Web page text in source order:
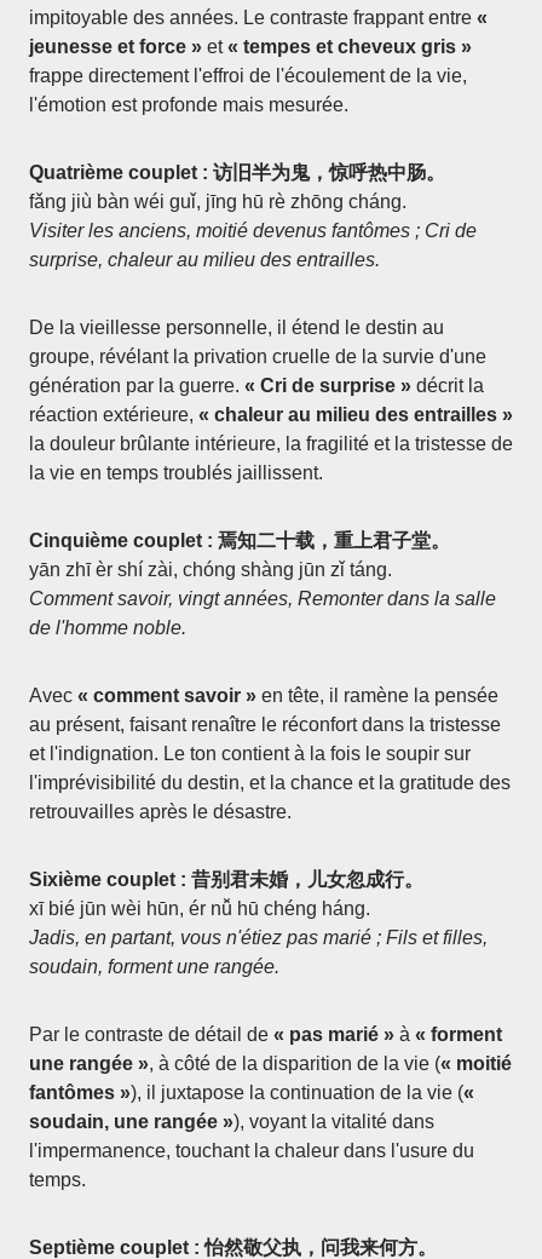
impitoyable des années. Le contraste frappant entre «
jeunesse et force » et« tempes et cheveux gris »
frappe directement l'effroi de l'écoulement de la vie,
l'émotion est profonde mais mesurée.
Quatrième couplet : 访旧半为鬼，惊呼热中肠。
fǎng jiù bàn wéi guǐ, jīng hū rè zhōng cháng.
Visiter les anciens, moitié devenus fantômes ; Cri de
surprise, chaleur au milieu des entrailles.
De la vieillesse personnelle, il étend le destin au
groupe, révélant la privation cruelle de la survie d'une
génération par la guerre. « Cri de surprise » décrit la
réaction extérieure, « chaleur au milieu des entrailles »
la douleur brûlante intérieure, la fragilité et la tristesse de
la vie en temps troublés jaillissent.
Cinquième couplet : 焉知二十载，重上君子堂。
yān zhī èr shí zài, chóng shàng jūn zǐ táng.
Comment savoir, vingt années, Remonter dans la salle
de l'homme noble.
Avec « comment savoir » en tête, il ramène la pensée
au présent, faisant renaître le réconfort dans la tristesse
et l'indignation. Le ton contient à la fois le soupir sur
l'imprévisibilité du destin, et la chance et la gratitude des
retrouvailles après le désastre.
Sixième couplet : 昔别君未婚，儿女忽成行。
xī bié jūn wèi hūn, ér nǚ hū chéng háng.
Jadis, en partant, vous n'étiez pas marié ; Fils et filles,
soudain, forment une rangée.
Par le contraste de détail de « pas marié » à « forment
une rangée », à côté de la disparition de la vie (« moitié
fantômes »), il juxtapose la continuation de la vie («
soudain, une rangée »), voyant la vitalité dans
l'impermanence, touchant la chaleur dans l'usure du
temps.
Septième couplet : 怡然敬父执，问我来何方。